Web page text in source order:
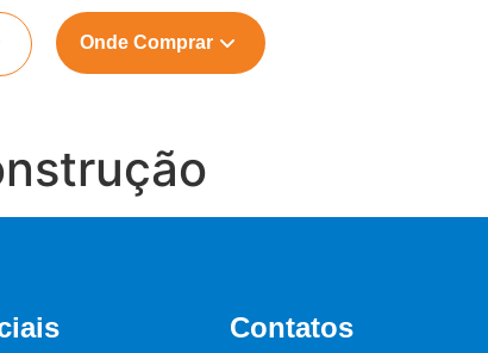
Onde Comprar
Contatos